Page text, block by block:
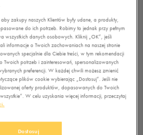
OMA
zakupy naszych Klientów były udane, a produkty,
do ich potrzeb. Robimy to jednak przy pełnym
wszystkich danych osobowych. Kliknij „OK”, jeśli
informacje o Twoich zachowaniach na naszej stronie
specjalnie dla Ciebie treści, w tym rekomendacji
potrzeb i zainteresowań, spersonalizowanych
preferencji. W każdej chwili możesz zmienić
plików cookie wybierając „Dostosuj”. Jeśli nie
oferty produktów, dopasowanych do Twoich
W celu uzyskania więcej informacji, przeczytaj
Dostosuj